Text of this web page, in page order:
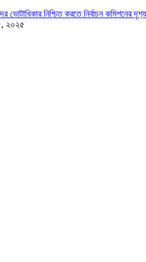
ভোটাধিকার নিশ্চিত করতে নির্বাচন কমিশনের
২০২৫